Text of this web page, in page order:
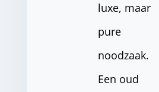
luxe, maar
pure
noodzaak.
Een oud